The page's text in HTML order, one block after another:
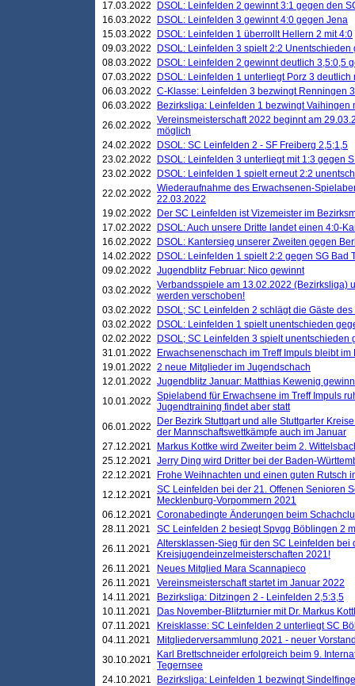
17.03.2022
DSOL: Leinfelden 2 gewinnt 3:1 gegen den
16.03.2022
DSOL: Leinfelden 3 gewinnt 4:0 gegen Jena
15.03.2022
DSOL: Leinfelden 1 überrollt Hellern 2 mit 4:0
09.03.2022
DSOL: Leinfelden 3 spielt 2:2 Unentschieden
08.03.2022
DSOL: Leinfelden 2 gewinnt deutlich 3,5:0,5
07.03.2022
DSOL: Leinfelden 1 unterliegt Porz 3 deutlich
06.03.2022 C-Klasse: Leinfelden 3 bezwingt Renningen
06.03.2022
Bezirksliga: Leinfelden 1 bezwingt Vaihingen
26.02.2022 Vereinsmeisterschaft 2022 beginnt am
möglich
24.02.2022
DSOL: SC Leinfelden 2 - SF Freiberg 2,5;1,5
23.02.2022
DSOL: Leinfelden 3 unterliegt mit 1:3 gegen
23.02.2022
DSOL: Leinfelden 1 spielt erneut 2:2
22.02.2022 Wiederaufnahme des Erwachsenen-
22.03.2022
19.02.2022
Der SC Leinfelden ist Vizemeister im
17.02.2022
DSOL: Auch unsere Dritte landet einen 4:0-
16.02.2022
DSOL: Kantersieg unserer Zweiten gegen
14.02.2022
DSOL: Leinfelden 1 spielt 2:2 gegen SG Bad
09.02.2022 Jugendblitz Februar: Nico gewinnt
03.02.2022 Verbandsspiele am 13.02.2022 (Bezirksliga)
werden verschoben!
03.02.2022
DSOL; SC Leinfelden 2 schlägt die Gäste
03.02.2022
DSOL: Leinfelden 1 spielt unentschieden
02.02.2022
DSOL; SC Leinfelden 3 spielt unentschieden
31.01.2022
Erwachsenenschach im Treff Impuls bleibt
19.01.2022 2 neue Mitglieder im Jugendschach
12.01.2022 Jugendblitz Januar: Matthias Kewenig
10.01.2022 Spielabend für Erwachsene im Treff Impuls
Jugendtraining findet aber statt
06.01.2022
Der Bezirk Stuttgart und alle Stuttgarter
der Mannschaftswettkämpfe auch im Januar
27.12.2021
Markus Kottke wird Zweiter beim 2.
25.12.2021 Jerry Ding wird Dritter bei der Baden-
22.12.2021
Frohe Weihnachten und einen guten Rutsch
12.12.2021 SC Leinfelden bei der 21. Offenen Senioren
Mecklenburg-Vorpommern 2021
06.12.2021 Coronabedingte Änderungen beim
28.11.2021
SC Leinfelden 2 besiegt Spvgg Böblingen 2
26.11.2021
Altersklassen-Sieg für den SC Leinfelden bei
Kreisjugendeinzelmeisterschaften 2021!
26.11.2021
Neues Mitglied Mara Scannapieco
26.11.2021
Vereinsmeisterschaft startet im Januar 2022
14.11.2021
Bezirksliga: Ditzingen 2 - Leinfelden 2,5:3,5
10.11.2021
Das November-Blitzturnier mit Dr. Markus
07.11.2021
Kreisklasse: SC Leinfelden 2 unterliegt SC
04.11.2021
Mitgliederversammlung 2021 - neuer
30.10.2021
Karl Brettschneider erfolgreich beim 9.
Tegernsee
24.10.2021
Bezirksliga: Leinfelden 1 bezwingt